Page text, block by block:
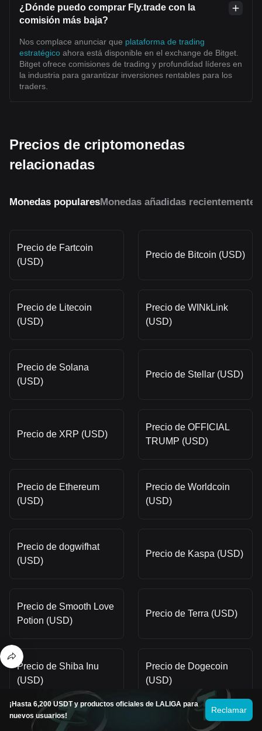
¿Dónde puedo comprar Fly.trade con la
comisión más baja?
Nos complace anunciar que plataforma de trading
estratégico ahora está disponible en el exchange de Bitget.
Bitget ofrece comisiones de trading y profundidad líderes en
la industria para garantizar inversiones rentables para los
traders.
Precios de criptomonedas
relacionadas
Monedas popularesMonedas añadidas recientemente
Precio de Fartcoin
(USD)
Precio de Bitcoin (USD)
Precio de Litecoin
(USD)
Precio de WINkLink
(USD)
Precio de Solana
(USD)
Precio de Stellar (USD)
Precio de XRP (USD)
Precio de OFFICIAL
TRUMP (USD)
Precio de Ethereum
(USD)
Precio de Worldcoin
(USD)
Precio de dogwifhat
(USD)
Precio de Kaspa (USD)
Precio de Smooth Love
Potion (USD)
Precio de Terra (USD)
Precio de Shiba Inu
(USD)
Precio de Dogecoin
(USD)
Precio de Cardano
¡Hasta 6,200 USDT y productos oficiales de LALIGA para
nuevos usuarios!
Reclamar